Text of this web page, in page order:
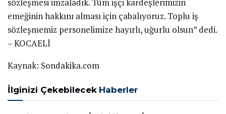
emeğinin hakkını alması için çabalıyoruz. Toplu iş
sözleşmemiz personelimize hayırlı, uğurlu olsun” dedi.
– KOCAELİ
Kaynak: Sondakika.com
İlginizi Çekebilecek Haberler